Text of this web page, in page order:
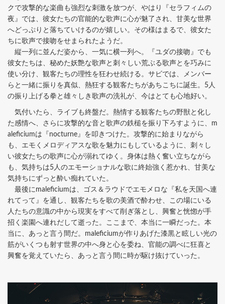
クで攻撃的な楽曲も強烈な刺激を放つが、やはり『セラフィムの
夜』では、彼女たちの官能的な歌声に心が魅了され、甘美な世界
へどっぷりと落ちていけるのが嬉しい。その様はまるで、彼女た
ちに歌声で接吻をせまられたようだ。
縦一列に並んだ姿から、一気に横一列へ。『ユダの接吻』でも
彼女たちは、秘めた妖艶な歌声と刺々しい荒ぶる歌声とを巧みに
使い分け、観客たちの理性を狂わせ続ける。サビでは、メンバー
らと一緒に振りを真似、熱狂する観客たちがあちこちに誕生。5人
の振り上げる拳と雄々しき歌声の洗礼が、今はとても心地好い。
気付いたら、ライブも終盤だ。熱情する観客たちの野獣と化し
た感情へ、さらに攻撃的な音と歌声の鉄槌を振り下ろすように、m
aleficiumは『nocturne』を叩きつけた。攻撃的に始まりながら
も、エモくメロディアスな歌を魅力にもしているように、刺々し
い彼女たちの歌声に心が溺れてゆく。身体は熱く奮い立ちながら
も、気持ちは5人のエモーショナルな歌に終始強く惹かれ、甘美な
気持ちにずっと酔い痴れていた。
最後にmaleficiumは、ゴス＆ラウドでエモメロな『私を天国へ連
れてって』を通し、観客たちを歌の美酒で酔わせ、この場にいる
人たちの意識の中から現実をすべて削ぎ落とし、興奮と恍惚が手
招く楽園へ連れだして逝った。ここまで、本当に一瞬だった。本
当に、あっと言う間だ。maleficiumが作りあげた漆黒と眩しい光の
筋がいくつも射す世界の中へ身と心を委ね、官能の調べに狂喜と
興奮を覚えていたら、あっと言う間に時が駆け抜けていった。